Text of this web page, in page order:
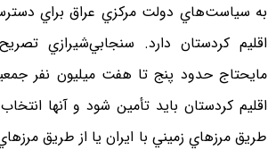
به سياست‌هاي دولت مركزي عراق براي
اقليم كردستان دارد. سنجابي‌شيرازي
مايحتاج حدود پنج تا هفت ميليون نفر
اقليم كردستان بايد تأمين شود و آنها
طريق مرزهاي زميني با ايران يا از طريق